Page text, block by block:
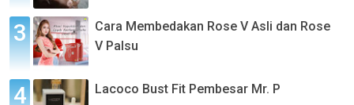
Cara Membedakan Rose V Asli dan Rose
V Palsu
Lacoco Bust Fit Pembesar Mr. P